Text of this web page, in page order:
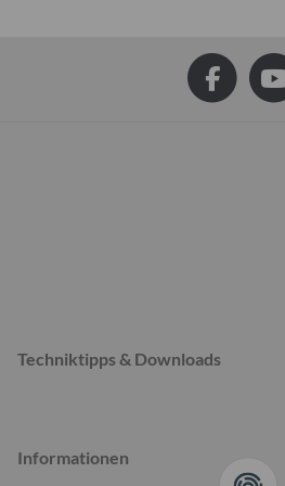
Techniktipps & Downloads
Informationen